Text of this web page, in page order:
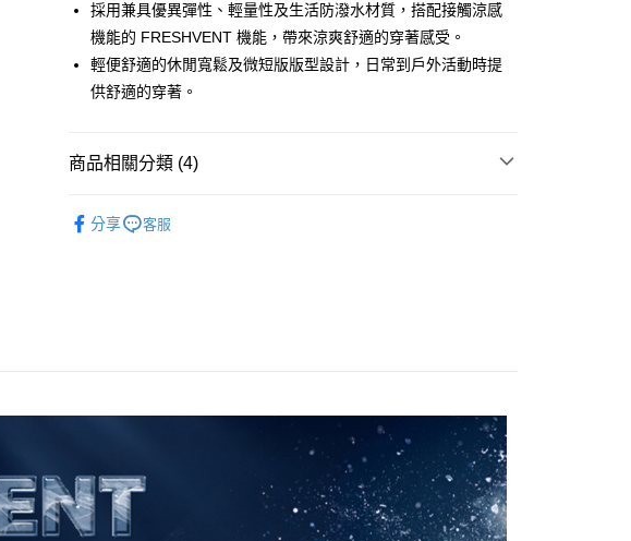
Apple Pay
運送方式
每筆NT$60，滿NT$990(含以上)免運費
每筆NT$60，滿NT$990(含以上)免運費
每筆NT$80，滿NT$990(含以上)免運費
採用兼具優異彈性、輕量性及生活防潑水材質，搭配接觸涼感
機能的 FRESHVENT 機能，帶來涼爽舒適的穿著感受。
輕便舒適的休閒寬鬆及微短版版型設計，日常到戶外活動時提
供舒適的穿著。
商品相關分類 (4)
分享 客服